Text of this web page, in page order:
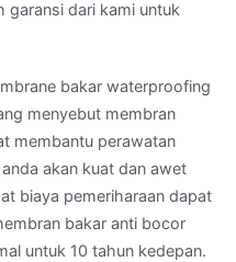
garansi dari kami untuk
bakar waterproofing
menyebut membran
membantu perawatan
akan kuat dan awet
biaya pemeriharaan dapat
bakar anti bocor
untuk 10 tahun kedepan.